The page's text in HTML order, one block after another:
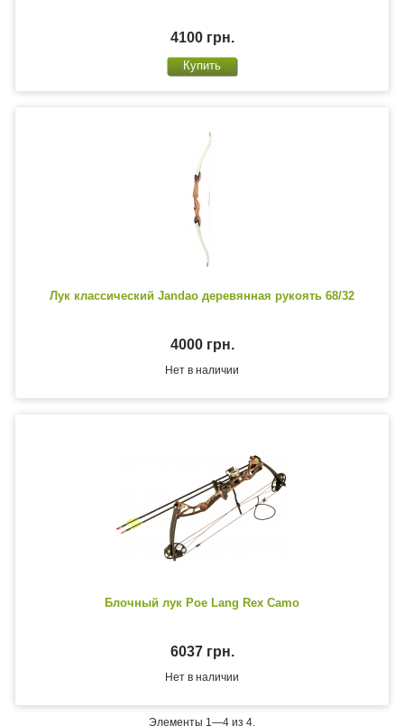
4100 грн.
Лук классический Jandao деревянная рукоять 68/32
4000 грн.
Нет в наличии
Блочный лук Poe Lang Rex Camo
6037 грн.
Нет в наличии
Элементы 1—4 из 4.